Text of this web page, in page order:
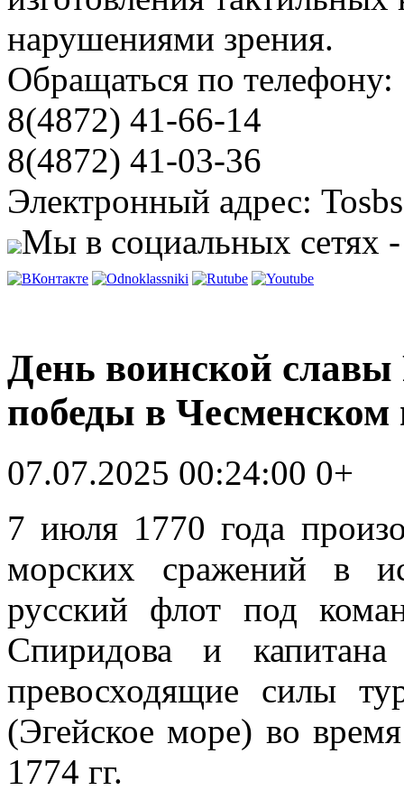
нарушениями зрения.
Обращаться по телефону:
8(4872) 41-66-14
8(4872) 41-03-36
Электронный адрес:
Мы в социальных сетях
День воинской
победы в
07.07.2025 00:24:00 0+
7 июля 1770 года
морских сражений в
русский флот под
Спиридова и
превосходящие силы
(Эгейское море) во
1774 гг.